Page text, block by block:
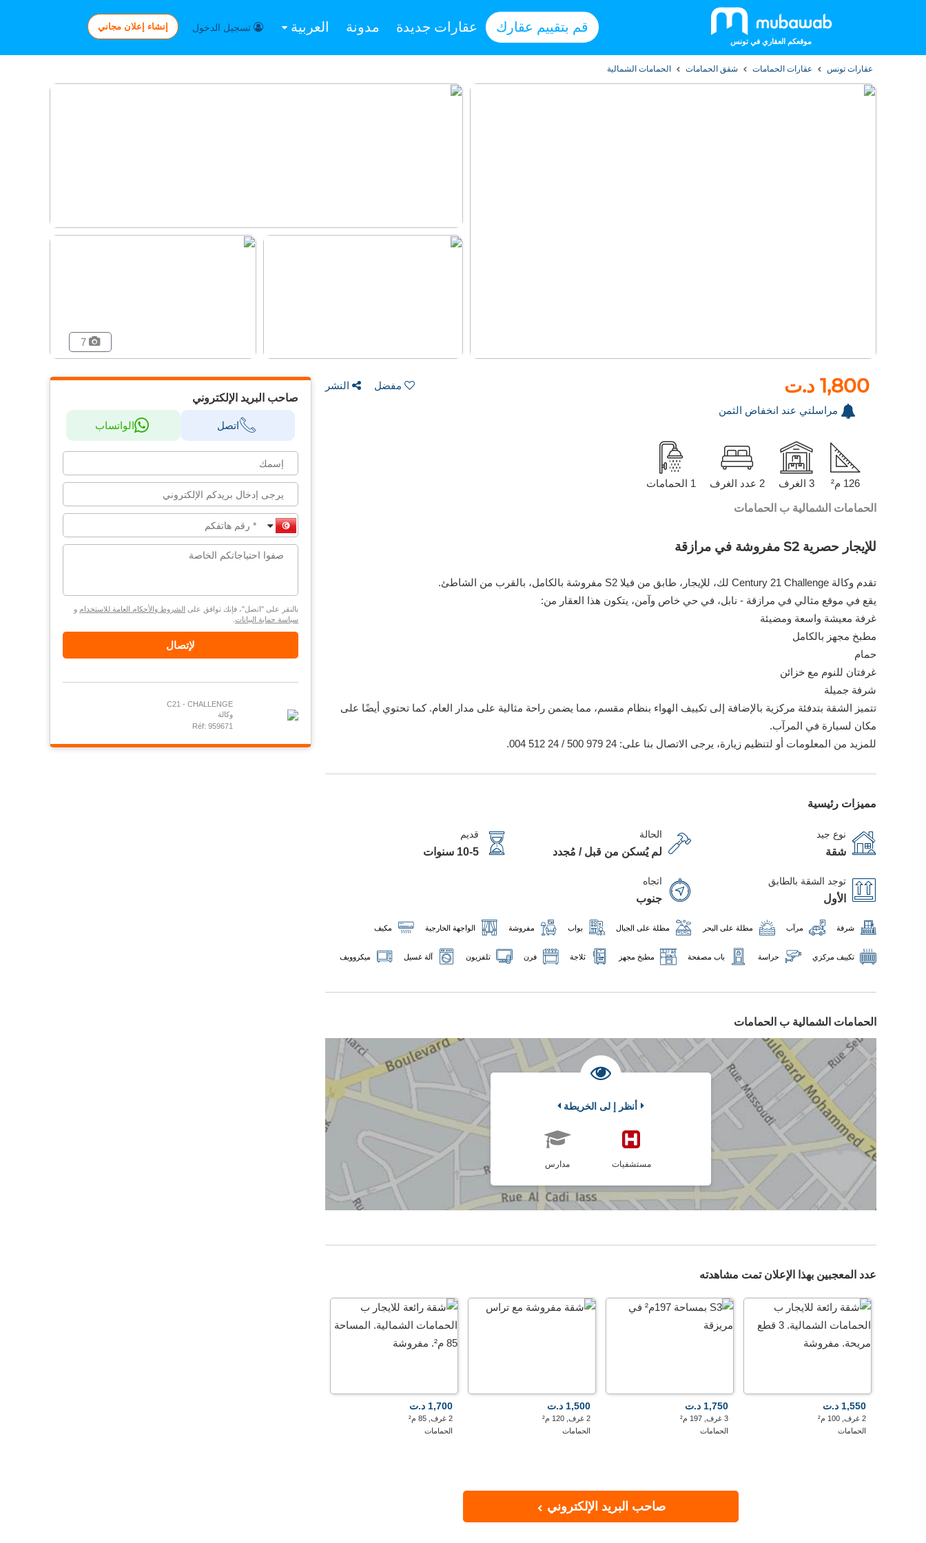
موقعكم العقاري في تونس
قم بتقييم عقارك عقارات جديدة مدونة العربية تسجيل الدخول إنشاء إعلان مجاني
عقارات تونس عقارات الحمامات شقق الحمامات الحمامات الشمالية
7
1,800 د.ت مفضل النشر
مراسلتي عند انخفاض الثمن
126 م² 3 الغرف 2 عدد الغرف 1 الحمامات
الحمامات الشمالية ب الحمامات
للإيجار حصرية S2 مفروشة في مرازقة
تقدم وكالة Century 21 Challenge لك، للإيجار، طابق من فيلا S2 مفروشة بالكامل، بالقرب من الشاطئ.
يقع في موقع مثالي في مرازقة - نابل، في حي خاص وآمن، يتكون هذا العقار من:
غرفة معيشة واسعة ومضيئة
مطبخ مجهز بالكامل
حمام
غرفتان للنوم مع خزائن
شرفة جميلة
تتميز الشقة بتدفئة مركزية بالإضافة إلى تكييف الهواء بنظام مقسم، مما يضمن راحة مثالية على مدار العام. كما تحتوي أيضًا على
مكان لسيارة في المرآب.
للمزيد من المعلومات أو لتنظيم زيارة، يرجى الاتصال بنا على: 24 979 500 / 24 512 004.
مميزات رئيسية
نوع جيد
شقة
الحالة
لم يُسكن من قبل / مُجدد
قديم
10-5 سنوات
توجد الشقة بالطابق
الأول
اتجاه
جنوب
شرفة مرآب مطلة على البحر مطلة على الجبال بواب مفروشة الواجهة الخارجية مكيف
تكييف مركزي حراسة باب مصفحة مطبخ مجهز ثلاجة فرن تلفزيون آلة غسيل ميكروويف
الحمامات الشمالية ب الحمامات
أنظر إ لى الخريطة
مدارس مستشفيات
عدد المعجبين بهذا الإعلان تمت مشاهدته
1,550 د.ت
2 غرف, 100 م²
الحمامات
1,750 د.ت
3 غرف, 197 م²
الحمامات
1,500 د.ت
2 غرف, 120 م²
الحمامات
1,700 د.ت
2 غرف, 85 م²
الحمامات
صاحب البريد الإلكتروني
صاحب البريد الإلكتروني
اتصل الواتساب
بالنقر على "اتصل"، فإنك توافق على الشروط والأحكام العامة للاستخدام و
سياسة حماية البيانات.
لإتصال
C21 - CHALLENGE
وكالة
Réf: 959671